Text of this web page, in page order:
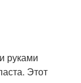
руками
Этот